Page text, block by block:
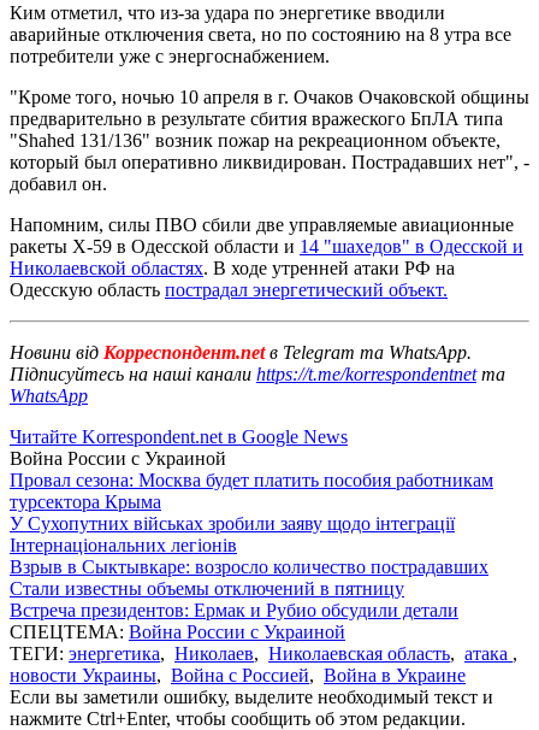
Ким отметил, что из-за удара по энергетике вводили
аварийные отключения света, но по состоянию на 8 утра все
потребители уже с энергоснабжением.
"Кроме того, ночью 10 апреля в г. Очаков Очаковской общины
предварительно в результате сбития вражеского БпЛА типа
"Shahed 131/136" возник пожар на рекреационном объекте,
который был оперативно ликвидирован. Пострадавших нет", -
добавил он.
Напомним, силы ПВО сбили две управляемые авиационные
ракеты Х-59 в Одесской области и 14 "шахедов" в Одесской и
Николаевской областях. В ходе утренней атаки РФ на
Одесскую область пострадал энергетический объект.
Новини від Корреспондент.netв Telegram та WhatsApp.
Підписуйтесь на наші канали https://t.me/korrespondentnetта
WhatsApp
Читайте Korrespondent.net в Google News
Война России с Украиной
Провал сезона: Москва будет платить пособия работникам
турсектора Крыма
У Сухопутних військах зробили заяву щодо інтеграції
Інтернаціональних легіонів
Взрыв в Сыктывкаре: возросло количество пострадавших
Стали известны объемы отключений в пятницу
Встреча президентов: Ермак и Рубио обсудили детали
СПЕЦТЕМА: Война России с Украиной
ТЕГИ: энергетика, Николаев, Николаевская область, атака ,
новости Украины, Война с Россией, Война в Украине
Если вы заметили ошибку, выделите необходимый текст и
нажмите Ctrl+Enter, чтобы сообщить об этом редакции.